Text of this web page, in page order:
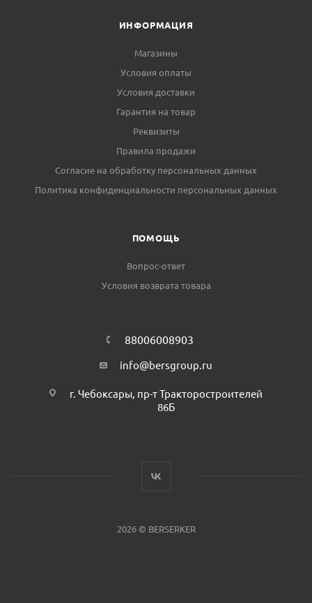
ИНФОРМАЦИЯ
Магазины
Условия оплаты
Условия доставки
Гарантия на товар
Реквизиты
Правила продажи
Согласие на обработку персональных данных
Политика конфиденциальности персональных данных
ПОМОЩЬ
Вопрос-ответ
Условия возврата товара
88006008903
info@bersgroup.ru
г. Чебоксары, пр-т Тракторостроителей
86Б
2026 © BERSERKER